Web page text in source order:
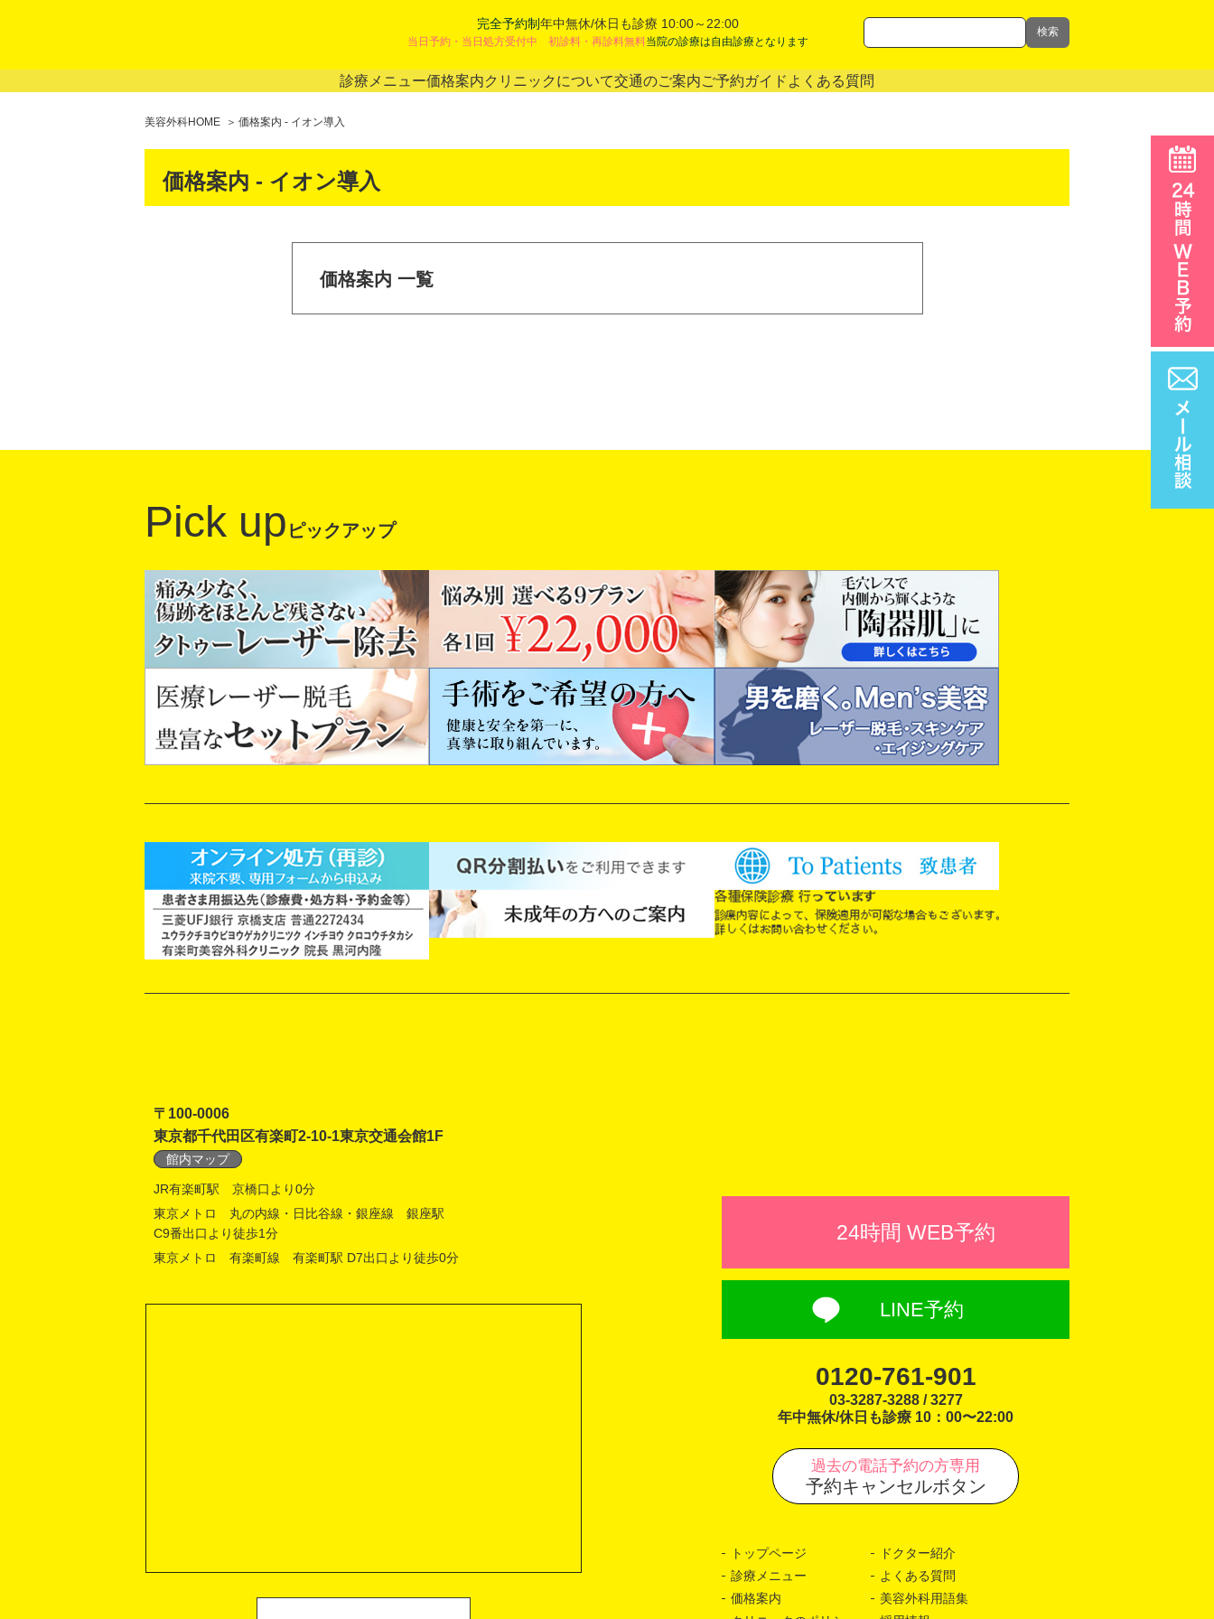
完全予約制年中無休/休日も診療 10:00～22:00
当日予約・当日処方受付中 初診料・再診料無料当院の診療は自由診療となります
検索
診療メニュー価格案内クリニックについて交通のご案内ご予約ガイド よくある質問
美容外科HOME 価格案内 - イオン導入
価格案内 - イオン導入
価格案内 一覧
Pick up ピックアップ
〒100-0006
東京都千代田区有楽町2-10-1東京交通会館1F
館内マップ
JR有楽町駅 京橋口より0分
東京メトロ 丸の内線・日比谷線・銀座線 銀座駅
C9番出口より徒歩1分
東京メトロ 有楽町線 有楽町駅 D7出口より徒歩0分
24時間 WEB予約
LINE予約
0120-761-901
03-3287-3288 / 3277
年中無休/休日も診療 10：00〜22:00
過去の電話予約の方専用
予約キャンセルボタン
トップページ
ドクター紹介
診療メニュー
よくある質問
価格案内
美容外科用語集